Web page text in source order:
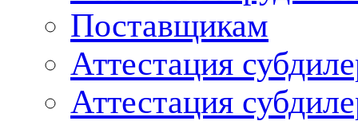
Поставщикам
Аттестация
Аттестация